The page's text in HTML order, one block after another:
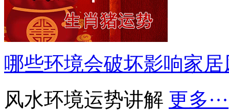
哪些环境会破坏影响家居
风水环境运势讲解 更多···